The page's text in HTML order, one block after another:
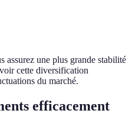
assurez une plus grande stabilité
cette diversification
du marché.
efficacement